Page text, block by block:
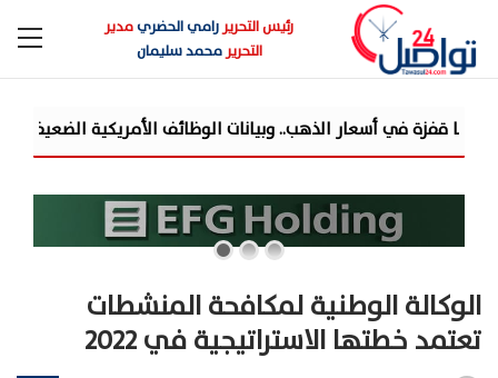
رئيس التحريررامي الحضريمدير
التحريرمحمد سليمان
الوكالة الوطنية لمكافحة المنشطات
تعتمد خطتها الاستراتيجية في 2022